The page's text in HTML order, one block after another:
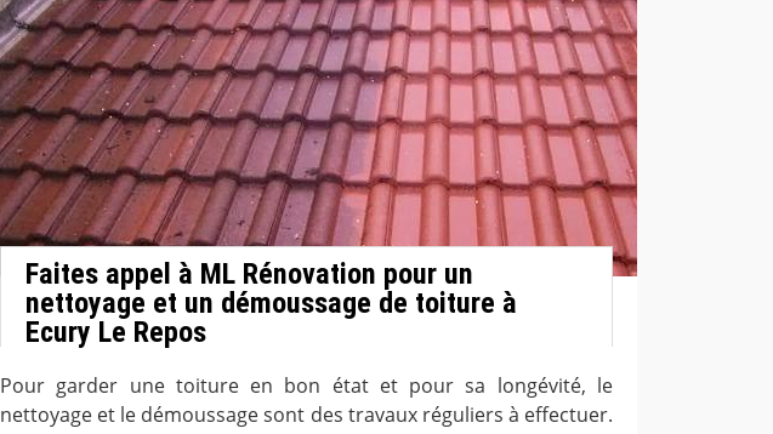
Faites appel à ML Rénovation pour un
nettoyage et un démoussage de toiture à
Ecury Le Repos
Pour garder une toiture en bon état et pour sa longévité, le
nettoyage et le démoussage sont des travaux réguliers à effectuer.